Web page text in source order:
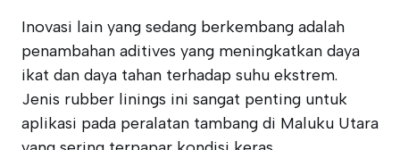
Inovasi lain yang sedang berkembang adalah
penambahan aditives yang meningkatkan daya
ikat dan daya tahan terhadap suhu ekstrem.
Jenis rubber linings ini sangat penting untuk
aplikasi pada peralatan tambang di Maluku Utara